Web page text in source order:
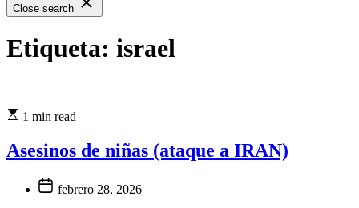
Close search
Etiqueta: israel
1 min read
Asesinos de niñas (ataque a IRAN)
febrero 28, 2026